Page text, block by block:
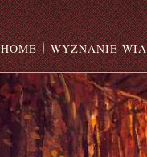
HOME WYZNANIE